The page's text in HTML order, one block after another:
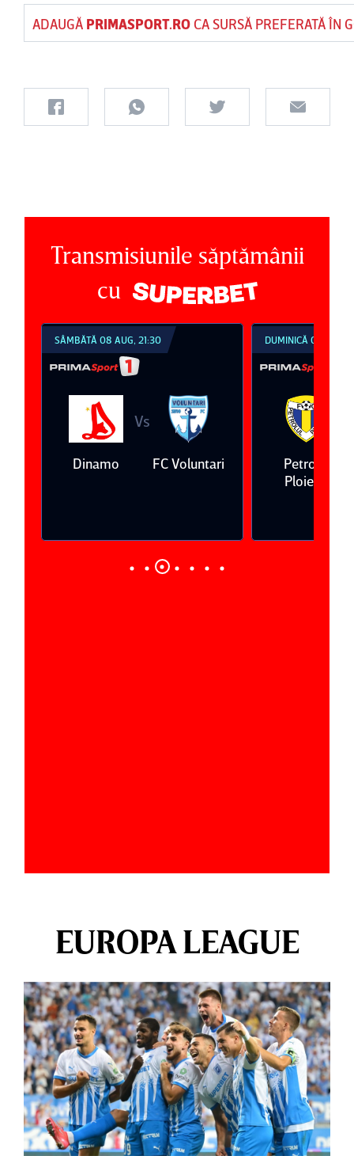
ADAUGĂ PRIMASPORT.ROCA SURSĂ PREFERATĂ ÎN
Transmisiunile săptămânii
cu
SÂMBĂTĂ 08 AUG, 21:30
Dinamo
Vs
FC Voluntari
DUMINICĂ 09 AUG,
Petrolul
Ploieşti
EUROPA LEAGUE